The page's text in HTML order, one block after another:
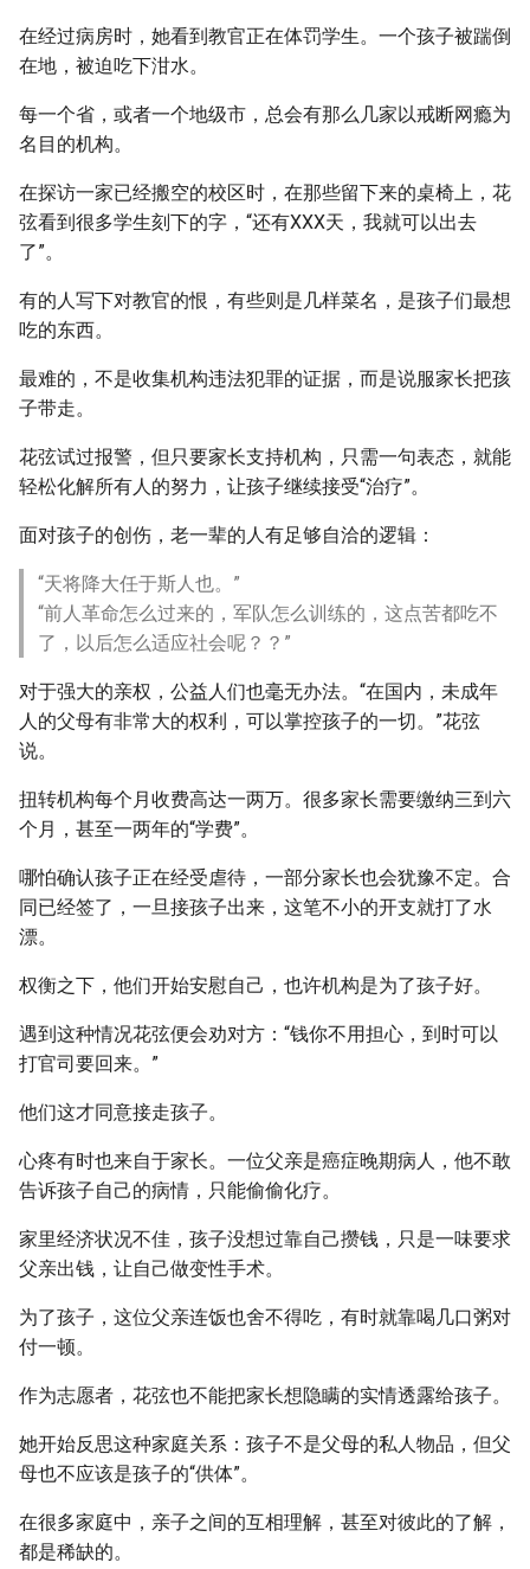
在经过病房时，她看到教官正在体罚学生。一个孩子被踹倒
在地，被迫吃下泔水。
每一个省，或者一个地级市，总会有那么几家以戒断网瘾为
名目的机构。
在探访一家已经搬空的校区时，在那些留下来的桌椅上，花
弦看到很多学生刻下的字，“还有XXX天，我就可以出去
了”。
有的人写下对教官的恨，有些则是几样菜名，是孩子们最想
吃的东西。
最难的，不是收集机构违法犯罪的证据，而是说服家长把孩
子带走。
花弦试过报警，但只要家长支持机构，只需一句表态，就能
轻松化解所有人的努力，让孩子继续接受“治疗”。
面对孩子的创伤，老一辈的人有足够自洽的逻辑：
“天将降大任于斯人也。”
“前人革命怎么过来的，军队怎么训练的，这点苦都吃不
了，以后怎么适应社会呢？？”
对于强大的亲权，公益人们也毫无办法。“在国内，未成年
人的父母有非常大的权利，可以掌控孩子的一切。”花弦
说。
扭转机构每个月收费高达一两万。很多家长需要缴纳三到六
个月，甚至一两年的“学费”。
哪怕确认孩子正在经受虐待，一部分家长也会犹豫不定。合
同已经签了，一旦接孩子出来，这笔不小的开支就打了水
漂。
权衡之下，他们开始安慰自己，也许机构是为了孩子好。
遇到这种情况花弦便会劝对方：“钱你不用担心，到时可以
打官司要回来。”
他们这才同意接走孩子。
心疼有时也来自于家长。一位父亲是癌症晚期病人，他不敢
告诉孩子自己的病情，只能偷偷化疗。
家里经济状况不佳，孩子没想过靠自己攒钱，只是一味要求
父亲出钱，让自己做变性手术。
为了孩子，这位父亲连饭也舍不得吃，有时就靠喝几口粥对
付一顿。
作为志愿者，花弦也不能把家长想隐瞒的实情透露给孩子。
她开始反思这种家庭关系：孩子不是父母的私人物品，但父
母也不应该是孩子的“供体”。
在很多家庭中，亲子之间的互相理解，甚至对彼此的了解，
都是稀缺的。